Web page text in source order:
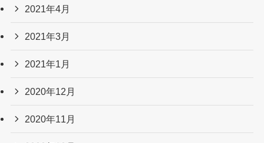
2021年4月
2021年3月
2021年1月
2020年12月
2020年11月